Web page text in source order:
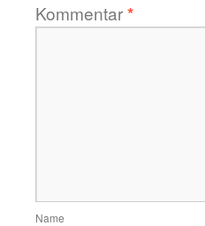
Kommentar*
Name